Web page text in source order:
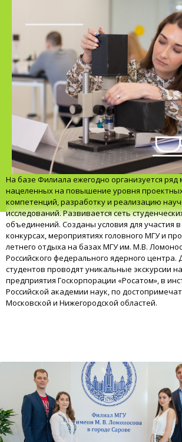
На базе Филиала ежегодно организуется ряд
нацеленных на повышение уровня
компетенций, разработку и реализацию
исследований. Развивается сеть
объединений. Созданы условия для участия
конкурсах, мероприятиях головного МГУ и
летнего отдыха на базах МГУ им. М.В.
Российского федерального ядерного центра.
студентов проводят уникальные экскурсии на
предприятия Госкорпорации «Росатом», в
Российской академии наук, по
Московской и Нижегородской областей.